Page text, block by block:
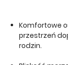
Komfortowe
przestrzeń
rodzin.